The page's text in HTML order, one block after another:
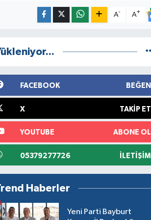
A- A+
FACEBOOK BEĞEN
X TAKIP ET
YOUTUBE ABONE OL
05379277726 İLETIŞIM
Haberler
Yeni Parti Bayburt